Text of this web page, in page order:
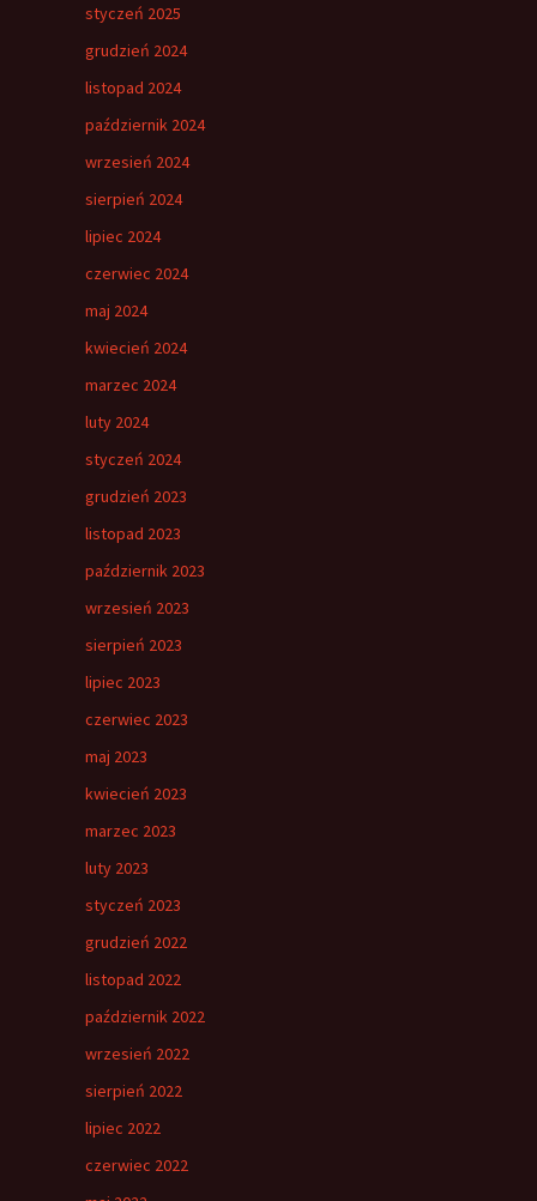
styczeń 2025
grudzień 2024
listopad 2024
październik 2024
wrzesień 2024
sierpień 2024
lipiec 2024
czerwiec 2024
maj 2024
kwiecień 2024
marzec 2024
luty 2024
styczeń 2024
grudzień 2023
listopad 2023
październik 2023
wrzesień 2023
sierpień 2023
lipiec 2023
czerwiec 2023
maj 2023
kwiecień 2023
marzec 2023
luty 2023
styczeń 2023
grudzień 2022
listopad 2022
październik 2022
wrzesień 2022
sierpień 2022
lipiec 2022
czerwiec 2022